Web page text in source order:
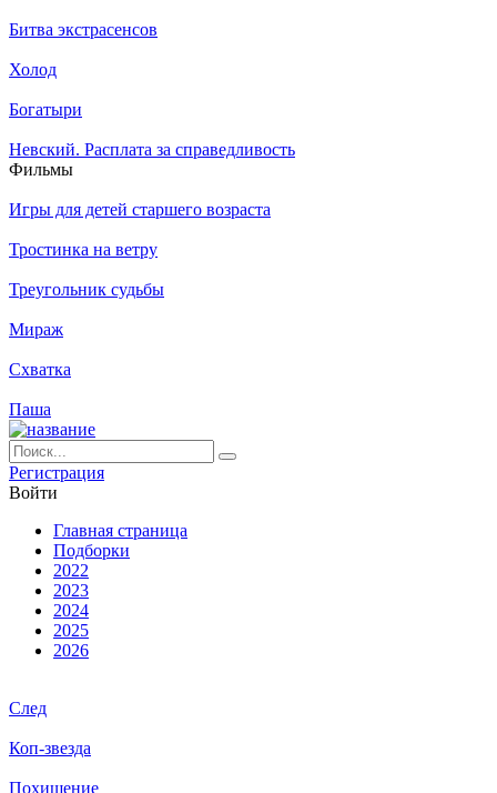
Битва экстрасенсов
Холод
Богатыри
Невский. Расплата за справедливость
Филь­мы
Игры для детей старшего возраста
Тростинка на ветру
Треугольник судьбы
Мираж
Схватка
Паша
Ре­ги­ст­ра­ция
Вой­ти
Глав­ная стра­ни­ца
Подборки
2022
2023
2024
2025
2026
След
Коп-звезда
Похищение